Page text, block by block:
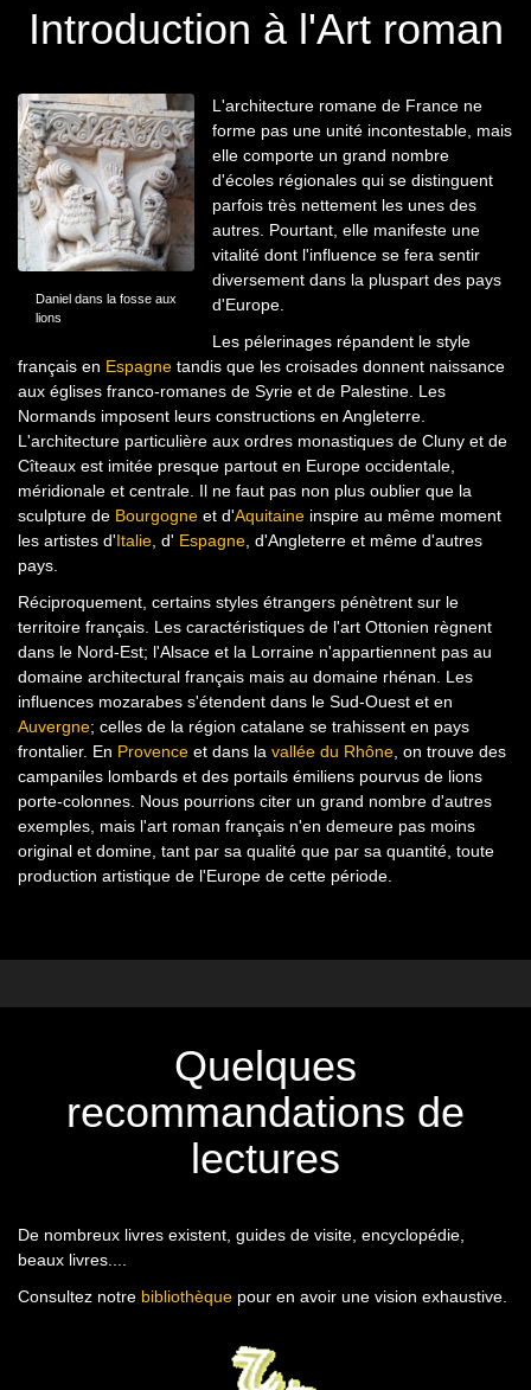
Introduction à l'Art roman
Daniel dans la fosse aux
lions
L'architecture romane de France ne
forme pas une unité incontestable, mais
elle comporte un grand nombre
d'écoles régionales qui se distinguent
parfois très nettement les unes des
autres. Pourtant, elle manifeste une
vitalité dont l'influence se fera sentir
diversement dans la pluspart des pays
d'Europe.
Les pélerinages répandent le style
français en Espagne tandis que les croisades donnent naissance
aux églises franco-romanes de Syrie et de Palestine. Les
Normands imposent leurs constructions en Angleterre.
L'architecture particulière aux ordres monastiques de Cluny et de
Cîteaux est imitée presque partout en Europe occidentale,
méridionale et centrale. Il ne faut pas non plus oublier que la
sculpture de Bourgogne et d'Aquitaine inspire au même moment
les artistes d'Italie , d' Espagne , d'Angleterre et même d'autres
pays.
Réciproquement, certains styles étrangers pénètrent sur le
territoire français. Les caractéristiques de l'art Ottonien règnent
dans le Nord-Est; l'Alsace et la Lorraine n'appartiennent pas au
domaine architectural français mais au domaine rhénan. Les
influences mozarabes s'étendent dans le Sud-Ouest et en
Auvergne; celles de la région catalane se trahissent en pays
frontalier. En Provence et dans la vallée du Rhône , on trouve des
campaniles lombards et des portails émiliens pourvus de lions
porte-colonnes. Nous pourrions citer un grand nombre d'autres
exemples, mais l'art roman français n'en demeure pas moins
original et domine, tant par sa qualité que par sa quantité, toute
production artistique de l'Europe de cette période.
Quelques
recommandations de
lectures
De nombreux livres existent, guides de visite, encyclopédie,
beaux livres....
Consultez notre bibliothèque pour en avoir une vision exhaustive.